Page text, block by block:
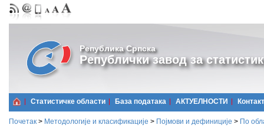
Република Српска
Републички завод за
Статистичке области Базa података АКТУЕЛНОСТИ Контакт
Почетак > Методологије и класификације > Појмови и дефиниције > По